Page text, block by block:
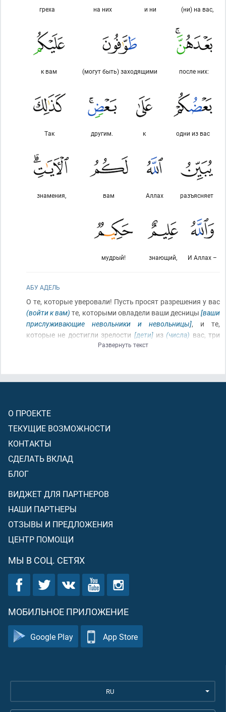
(ни) на вас,
и ни
на них
греха
после них:
(могут быть) заходящими
к вам
одни из вас
к
другим.
Так
разъясняет
Аллах
вам
знамения,
И Аллах –
знающий,
мудрый!
АБУ АДЕЛЬ
О те, которые уверовали! Пусть просят разрешения у вас
(войти к вам) те, которыми овладели ваши десницы [ваши
прислуживающие невольники и невольницы], и те,
которые не достигли зрелости [дети]из (числа) вас, три
раза: до утренней молитвы(так как в это время вы
разрешения)
разъяснение данного положения]
знамения[решения, доказательства и установления]
Аллах – знающий
(в управлении ими)
Развернуть текст
О ПРОЕКТЕ
ТЕКУЩИЕ ВОЗМОЖНОСТИ
КОНТАКТЫ
СДЕЛАТЬ ВКЛАД
БЛОГ
ВИДЖЕТ ДЛЯ ПАРТНЕРОВ
НАШИ ПАРТНЕРЫ
ОТЗЫВЫ И ПРЕДЛОЖЕНИЯ
ЦЕНТР ПОМОЩИ
МЫ В СОЦ. СЕТЯХ
МОБИЛЬНОЕ ПРИЛОЖЕНИЕ
Google Play App Store
RU